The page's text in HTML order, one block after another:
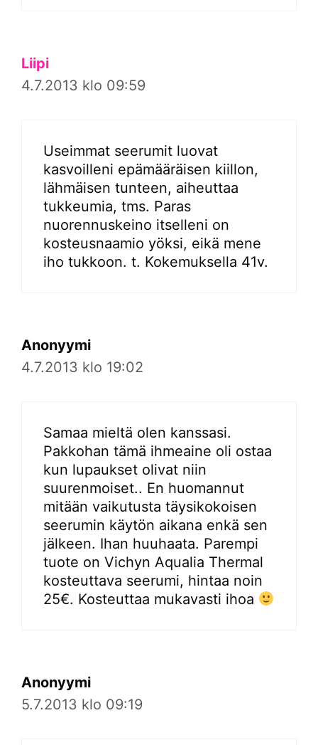
Liipi
4.7.2013 klo 09:59
Useimmat seerumit luovat
kasvoilleni epämääräisen kiillon,
lähmäisen tunteen, aiheuttaa
tukkeumia, tms. Paras
nuorennuskeino itselleni on
kosteusnaamio yöksi, eikä mene
iho tukkoon. t. Kokemuksella 41v.
Anonyymi
4.7.2013 klo 19:02
Samaa mieltä olen kanssasi.
Pakkohan tämä ihmeaine oli ostaa
kun lupaukset olivat niin
suurenmoiset.. En huomannut
mitään vaikutusta täysikokoisen
seerumin käytön aikana enkä sen
jälkeen. Ihan huuhaata. Parempi
tuote on Vichyn Aqualia Thermal
kosteuttava seerumi, hintaa noin
25€. Kosteuttaa mukavasti ihoa
Anonyymi
5.7.2013 klo 09:19